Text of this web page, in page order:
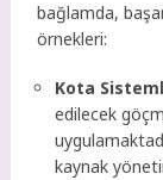
bağlamda,
örnekleri:
Kota
edilecek
kaynak